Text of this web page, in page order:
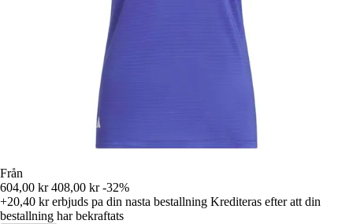
Från
604,00 kr 408,00 kr -32%
+20,40 krerbjuds pa din nasta bestallning Krediteras efter att din
bestallning har bekraftats